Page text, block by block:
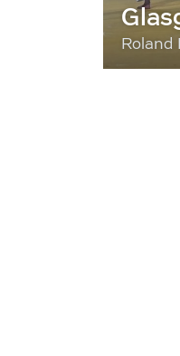
Roland